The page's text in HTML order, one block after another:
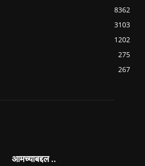
8362
3103
1202
275
267
आमच्याबद्दल ..